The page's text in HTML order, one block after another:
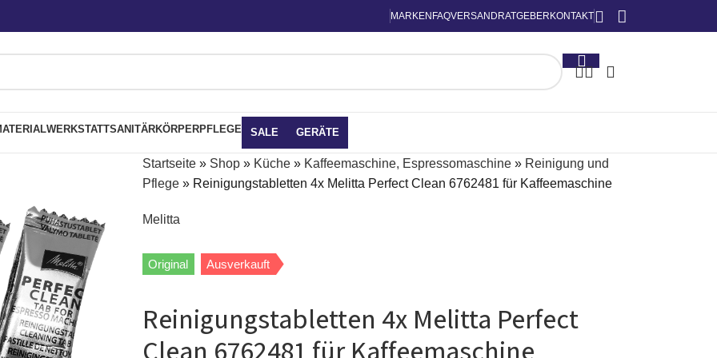
MARKEN FAQVERSAND RATGEBER KONTAKT
WERKSTATTSANITÄRKÖRPERPFLEGE SALE GERÄTE
Startseite» Shop» Küche» Kaffeemaschine, Espressomaschine» Reinigung und
Pflege» Reinigungstabletten 4x Melitta Perfect Clean 6762481 für Kaffeemaschine
Melitta
Original Ausverkauft
Reinigungstabletten 4x Melitta Perfect
Clean 6762481 für Kaffeemaschine